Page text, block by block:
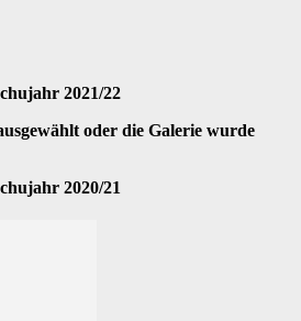
2021/22
oder die Galerie wurde
2020/21